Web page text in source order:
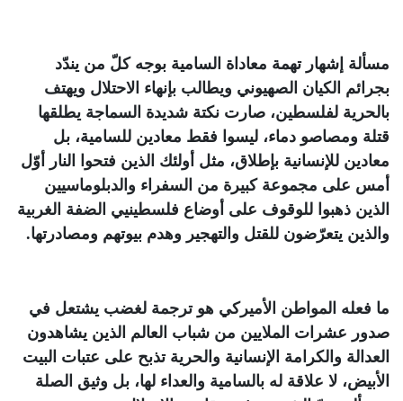
مسألة إشهار تهمة معاداة السامية بوجه كلّ من يندّد
بجرائم الكيان الصهيوني ويطالب بإنهاء الاحتلال ويهتف
بالحرية لفلسطين، صارت نكتة شديدة السماجة يطلقها
قتلة ومصاصو دماء، ليسوا فقط معادين للسامية، بل
معادين للإنسانية بإطلاق، مثل أولئك الذين فتحوا النار أوّل
أمس على مجموعة كبيرة من السفراء والدبلوماسيين
الذين ذهبوا للوقوف على أوضاع فلسطينيي الضفة الغربية
والذين يتعرّضون للقتل والتهجير وهدم بيوتهم ومصادرتها.
ما فعله المواطن الأميركي هو ترجمة لغضب يشتعل في
صدور عشرات الملايين من شباب العالم الذين يشاهدون
العدالة والكرامة الإنسانية والحرية تذبح على عتبات البيت
الأبيض، لا علاقة له بالسامية والعداء لها، بل وثيق الصلة